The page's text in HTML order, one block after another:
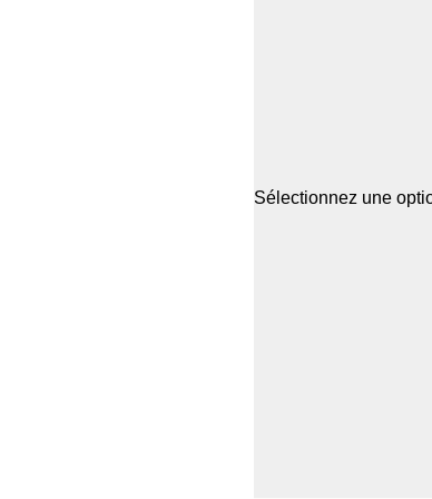
Sélectionnez une